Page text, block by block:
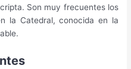
Son muy frecuentes los
la Catedral, conocida en la